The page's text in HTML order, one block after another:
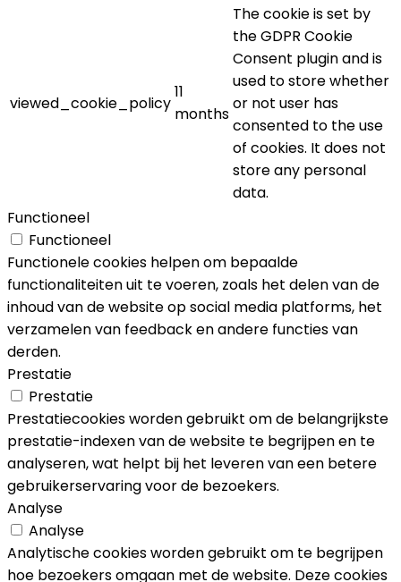
viewed_cookie_policy
11
months
The cookie is set by
the GDPR Cookie
Consent plugin and is
used to store whether
or not user has
consented to the use
of cookies. It does not
store any personal
data.
Functioneel
Functioneel
Functionele cookies helpen om bepaalde
functionaliteiten uit te voeren, zoals het delen van de
inhoud van de website op social media platforms, het
verzamelen van feedback en andere functies van
derden.
Prestatie
Prestatie
Prestatiecookies worden gebruikt om de belangrijkste
prestatie-indexen van de website te begrijpen en te
analyseren, wat helpt bij het leveren van een betere
gebruikerservaring voor de bezoekers.
Analyse
Analyse
Analytische cookies worden gebruikt om te begrijpen
hoe bezoekers omgaan met de website. Deze cookies